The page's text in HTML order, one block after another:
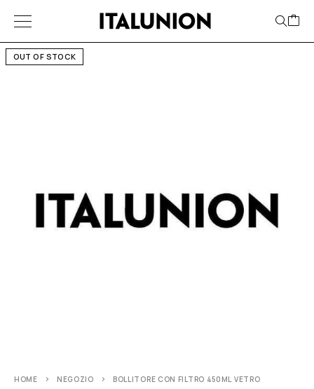
OUT OF STOCK
HOME NEGOZIO BOLLITORE CON FILTRO 450ML VETRO